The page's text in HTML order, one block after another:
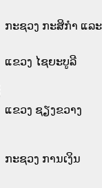
ກະຊວງ ກະສິກຳ ແລ
ແຂວງ ໄຊຍະບູລີ
ແຂວງ ຊຽງຂວາງ
ກະຊວງ ການເງິນ